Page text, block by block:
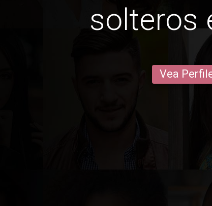
solteros
Vea